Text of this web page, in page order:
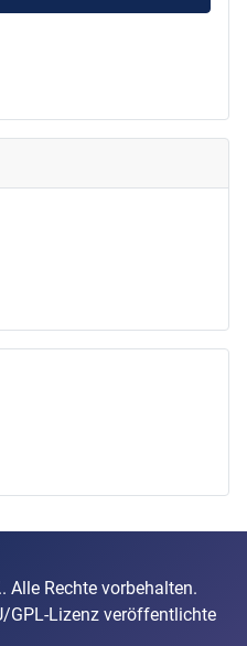
Alle Rechte vorbehalten.
GPL-Lizenz veröffentlichte